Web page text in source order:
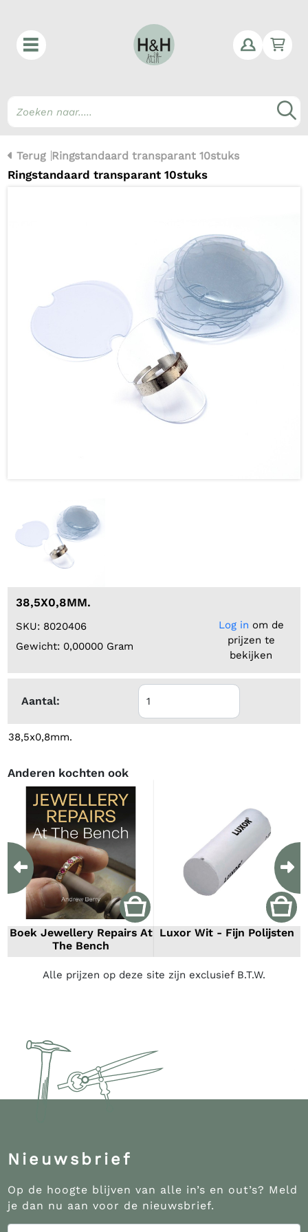
Terug Ringstandaard transparant 10stuks
Ringstandaard transparant 10stuks
38,5X0,8MM.
SKU: 8020406
Gewicht: 0,00000 Gram
Log in om de
prijzen te
bekijken
Aantal:
38,5x0,8mm.
Anderen kochten ook
Boek Jewellery Repairs At
The Bench
Luxor Wit - Fijn Polijsten
Previous
Alle prijzen op deze site zijn exclusief B.T.W.
Nieuwsbrief
Op de hoogte blijven van alle in’s en out’s? Meld
je dan nu aan voor de nieuwsbrief.